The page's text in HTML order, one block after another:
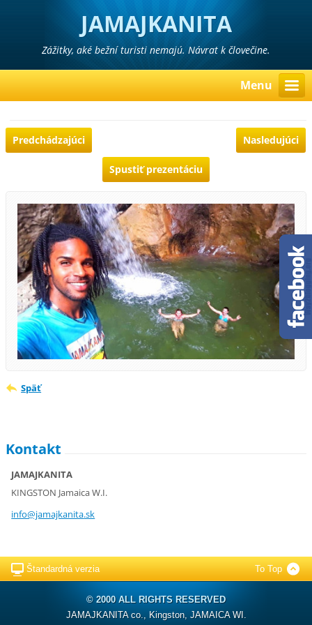
JAMAJKANITA
Zážitky, aké bežní turisti nemajú. Návrat k človečine.
Menu
Predchádzajúci Nasledujúci
Spustiť prezentáciu
Späť
Kontakt
JAMAJKANITA
KINGSTON Jamaica W.I.
info@jamajkanita.sk
Štandardná verzia To Top
© 2000 ALL RIGHTS RESERVED
JAMAJKANITA co., Kingston, JAMAICA WI.